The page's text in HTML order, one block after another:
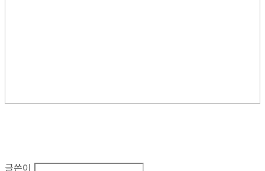
글쓴이